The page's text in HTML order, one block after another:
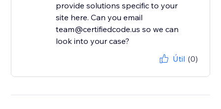
provide solutions specific to your
site here. Can you email
team@certifiedcode.us so we can
look into your case?
Útil (0)